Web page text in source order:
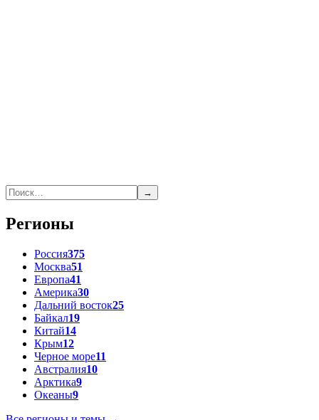
→
Регионы
Россия375
Москва51
Европа41
Америка30
Дальний восток25
Байкал19
Китай14
Крым12
Черное море11
Австралия10
Арктика9
Океаны9